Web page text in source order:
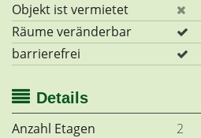
Objekt ist vermietet
Räume veränderbar
barrierefrei
Details
Anzahl Etagen
2